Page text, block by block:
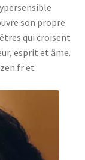
son propre
qui croisent
esprit et âme.
et